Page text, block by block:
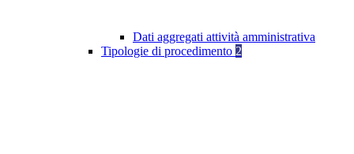
Dati aggregati attività amministrativa
Tipologie di procedimento 2